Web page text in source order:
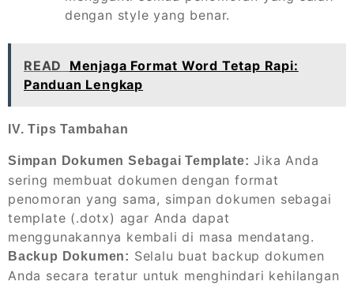
dengan style yang benar.
READ
Menjaga Format Word Tetap Rapi:
Panduan Lengkap
IV. Tips Tambahan
Simpan Dokumen Sebagai Template: Jika Anda
sering membuat dokumen dengan format
penomoran yang sama, simpan dokumen sebagai
template (.dotx) agar Anda dapat
menggunakannya kembali di masa mendatang.
Backup Dokumen: Selalu buat backup dokumen
Anda secara teratur untuk menghindari kehilangan